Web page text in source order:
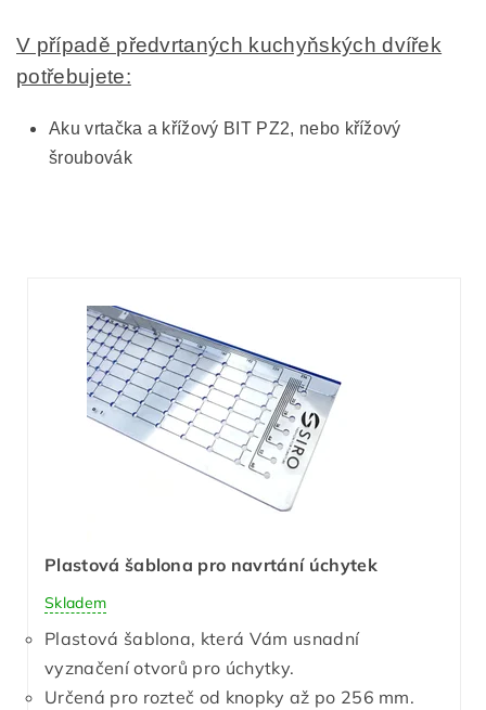
V případě předvrtaných kuchyňských dvířek
potřebujete:
Aku vrtačka a křížový BIT PZ2, nebo křížový
šroubovák
Plastová šablona pro navrtání úchytek
Skladem
Plastová šablona, která Vám usnadní
vyznačení otvorů pro úchytky.
Určená pro rozteč od knopky až po 256 mm.